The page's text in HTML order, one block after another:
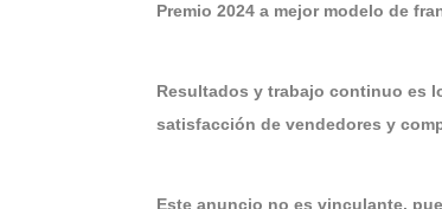
Premio 2024 a mejor modelo de
Resultados y trabajo continuo es
satisfacción de vendedores y
Este anuncio no es vinculante,